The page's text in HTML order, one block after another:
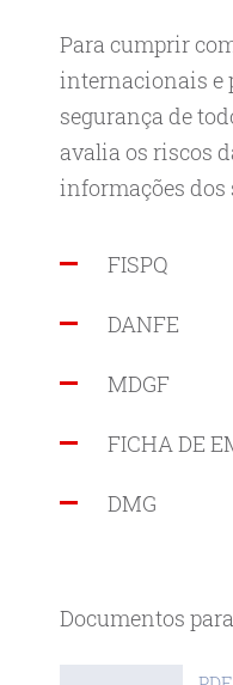
Para cumprir
internacionais e
segurança de
avalia os riscos
informações dos
FISPQ
DANFE
MDGF
FICHA DE
DMG
Documentos